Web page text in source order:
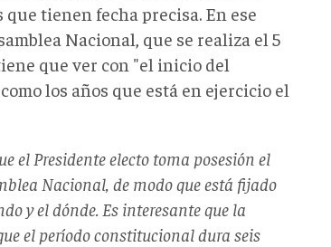
tienen fecha precisa. En ese
Nacional, que se realiza el 5
que ver con "el inicio del
los años que está en ejercicio el
el Presidente electo toma posesión el
Nacional, de modo que está fijado
y el dónde. Es interesante que la
el período constitucional dura seis